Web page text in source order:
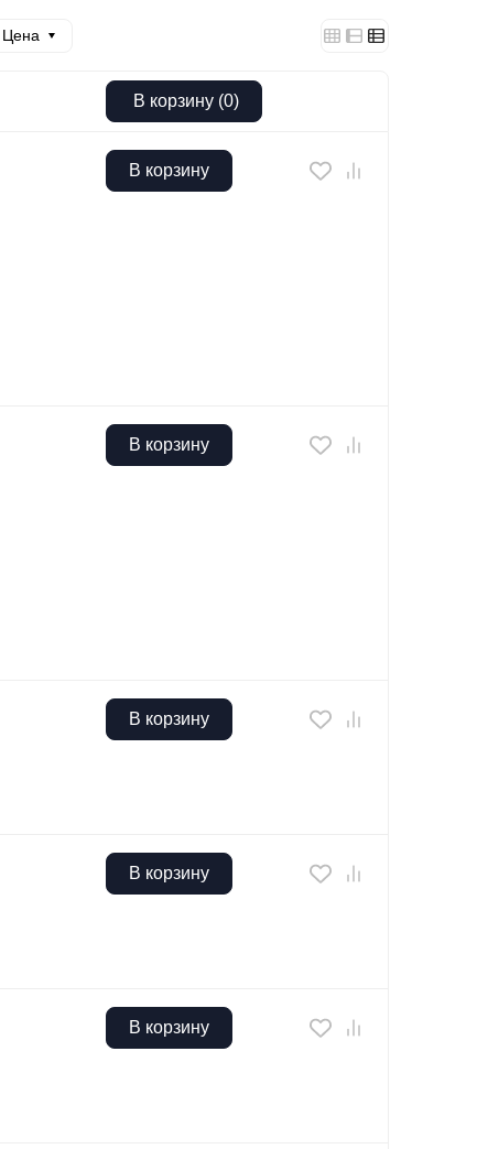
Цена
В корзину (0)
В корзину
В корзину
В корзину
В корзину
В корзину